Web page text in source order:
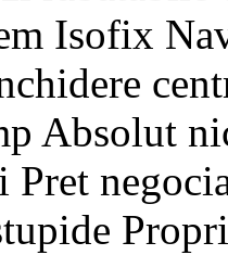
Isofix
Absolut
Pret